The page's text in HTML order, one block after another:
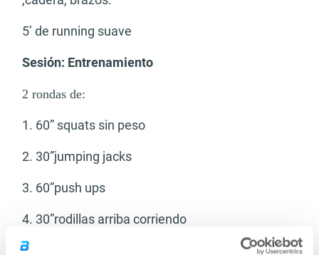
5’ de running suave
Sesión: Entrenamiento
2 rondas de:
1. 60” squats sin peso
2. 30”jumping jacks
3. 60”push ups
4. 30”rodillas arriba corriendo
5. 60”abdominales completas